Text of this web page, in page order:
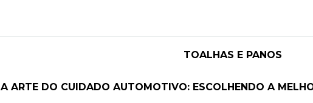
TOALHAS E PANOS
A ARTE DO CUIDADO AUTOMOTIVO: ESCOLHENDO A